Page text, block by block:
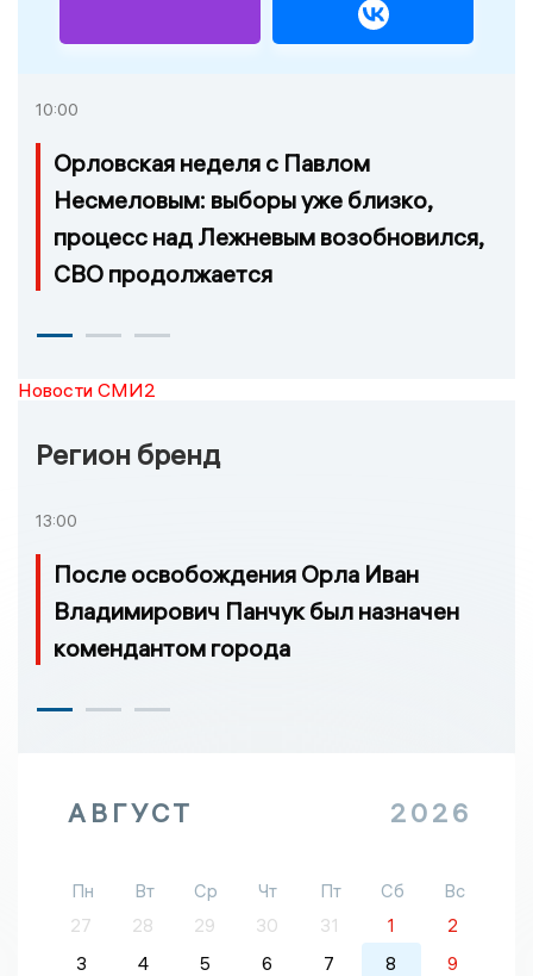
10:00
Орловская неделя с Павлом
Несмеловым: выборы уже близко,
процесс над Лежневым возобновился,
СВО продолжается
Новости СМИ2
Регион бренд
13:00
После освобождения Орла Иван
Владимирович Панчук был назначен
комендантом города
АВГУСТ 2026
Пн Вт Ср Чт Пт Сб
Вс
27
28 29 30 31 1
2
3
4 5 6 7 8
9